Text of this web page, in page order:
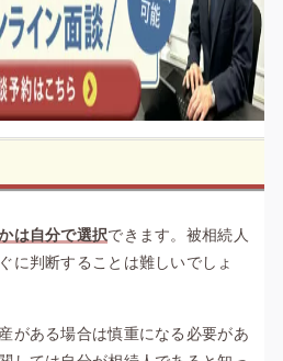
は自分で選択できます。被相続人
に判断することは難しいでしょ
がある場合は慎重になる必要があ